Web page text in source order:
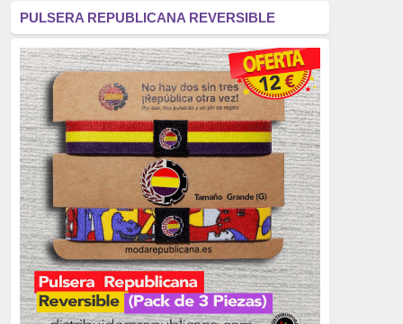
fascismo
(2677)
tardofranquismo
(2320)
Actualidad
(2319)
monarquía
(2253)
borbones
(2176)
Cultura
(2163)
Guerra
(1674)
genocidio
(1234)
PULSERA REPUBLICANA REVERSIBLE